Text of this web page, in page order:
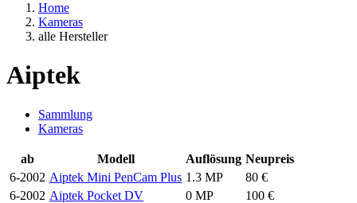
Home
Kameras
alle Hersteller
Aiptek
Sammlung
Kameras
ab Modell Auflösung Neupreis
6-2002 Aiptek Mini PenCam Plus 1.3 MP
80 €
6-2002 Aiptek Pocket DV 0 MP
100 €